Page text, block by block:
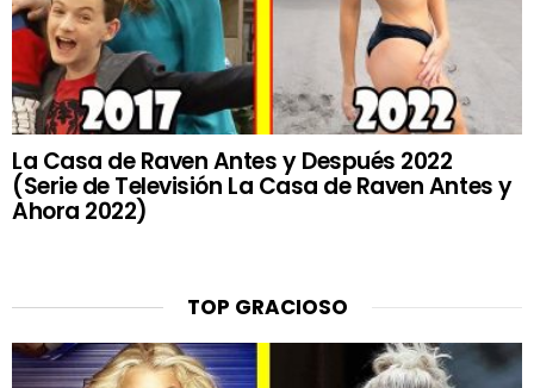
La Casa de Raven Antes y Después 2022
(Serie de Televisión La Casa de Raven Antes y
Ahora 2022)
TOP GRACIOSO